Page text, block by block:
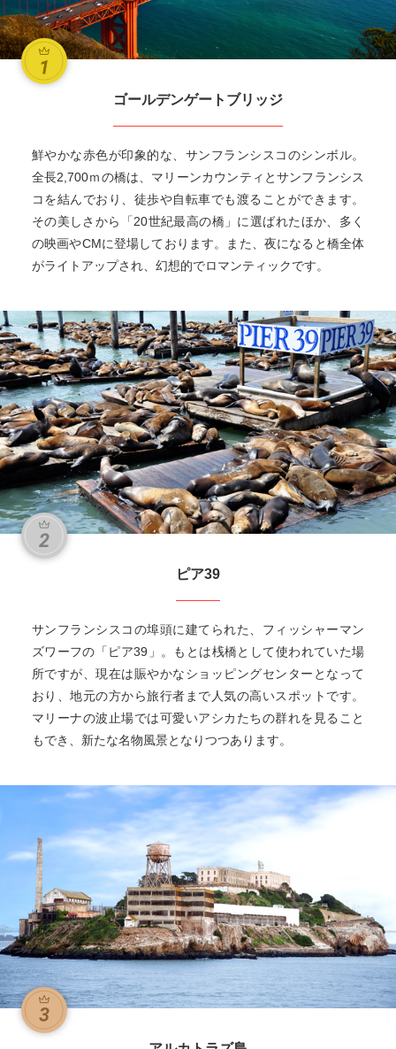
ゴールデンゲートブリッジ
鮮やかな赤色が印象的な、サンフランシスコのシンボル。
全長2,700ｍの橋は、マリーンカウンティとサンフランシス
コを結んでおり、徒歩や自転車でも渡ることができます。
その美しさから「20世紀最高の橋」に選ばれたほか、多く
の映画やCMに登場しております。また、夜になると橋全体
がライトアップされ、幻想的でロマンティックです。
ピア39
サンフランシスコの埠頭に建てられた、フィッシャーマン
ズワーフの「ピア39」。もとは桟橋として使われていた場
所ですが、現在は賑やかなショッピングセンターとなって
おり、地元の方から旅行者まで人気の高いスポットです。
マリーナの波止場では可愛いアシカたちの群れを見ること
もでき、新たな名物風景となりつつあります。